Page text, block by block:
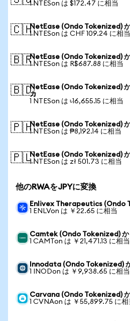
1 NTESon は $172.47 に相当
🇨🇭NetEase (Ondo Tokenized)
1 NTESon は CHF 109.24 に相当
🇧🇷NetEase (Ondo Tokenized)
1 NTESon は R$687.88 に相当
🇧🇩NetEase (Ondo Tokenized) か
カ
1 NTESon は ৳16,655.15 に相当
🇵🇭NetEase (Ondo Tokenized)
1 NTESon は ₱8,192.14 に相当
🇵🇱NetEase (Ondo Tokenized)
1 NTESon は zł 501.73 に相当
他のRWAをJPYに変換
Enlivex Therapeutics (Ondo
1 ENLVon は ￥22.65 に相当
Camtek (Ondo Tokenized) か
1 CAMTon は ￥21,471.13 に相当
Innodata (Ondo Tokenized)
1 INODon は ￥9,938.65 に相当
Carvana (Ondo Tokenized) か
1 CVNAon は ￥55,899.75 に相